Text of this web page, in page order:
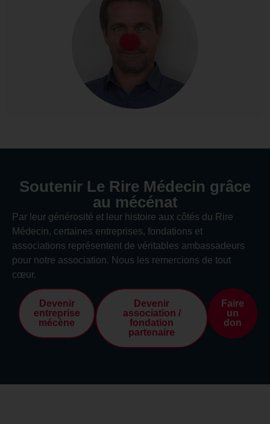
Soutenir Le Rire Médecin grâce
au mécénat
Par leur générosité et leur histoire aux côtés du Rire
Médecin, certaines entreprises, fondations et
associations représentent de véritables ambassadeurs
pour notre association. Nous les remercions de tout
cœur.
Devenir
entreprise
mécène
Devenir
association /
fondation
partenaire
Faire
un
don